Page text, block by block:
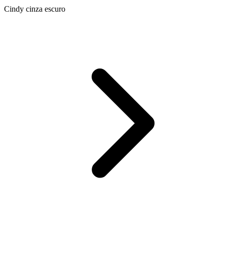
Cindy cinza escuro